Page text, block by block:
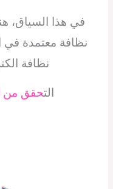
في هذا السياق،
نظافة معتمدة في
نظافة
التحقق من